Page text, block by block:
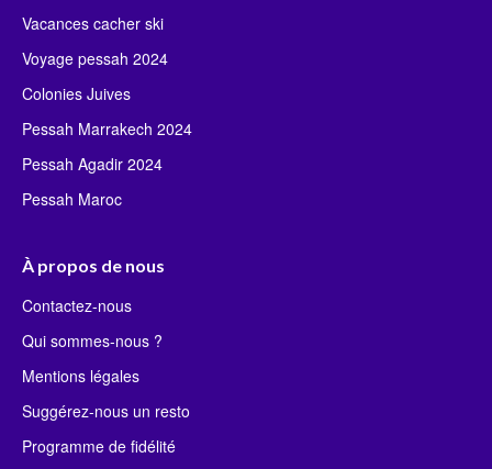
Vacances cacher ski
Voyage pessah 2024
Colonies Juives
Pessah Marrakech 2024
Pessah Agadir 2024
Pessah Maroc
À propos de nous
Contactez-nous
Qui sommes-nous ?
Mentions légales
Suggérez-nous un resto
Programme de fidélité